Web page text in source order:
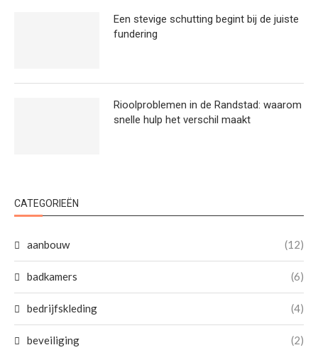
Een stevige schutting begint bij de juiste
fundering
Rioolproblemen in de Randstad: waarom
snelle hulp het verschil maakt
CATEGORIEËN
aanbouw (12)
badkamers (6)
bedrijfskleding (4)
beveiliging (2)